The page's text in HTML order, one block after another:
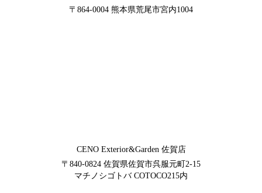
〒864-0004 熊本県荒尾市宮内1004
CENO Exterior&Garden 佐賀店
〒840-0824 佐賀県佐賀市呉服元町2-15
マチノシゴトバ COTOCO215内